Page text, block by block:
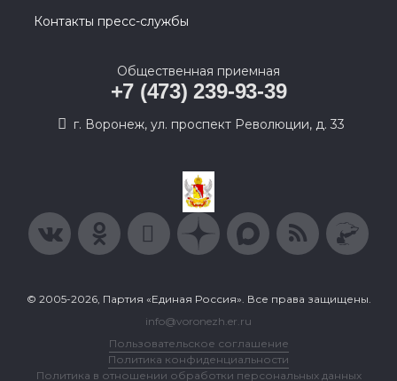
Контакты пресс-службы
Общественная приемная
+7 (473) 239-93-39
г. Воронеж, ул. проспект Революции, д. 33
© 2005-2026, Партия «Единая Россия». Все права защищены.
info@voronezh.er.ru
Пользовательское соглашение
Политика конфиденциальности
Политика в отношении обработки персональных данных